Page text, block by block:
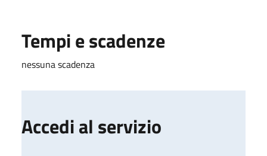
Tempi e scadenze
nessuna scadenza
Accedi al servizio